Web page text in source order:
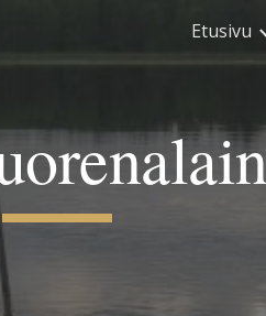
Skip to
Etusivu